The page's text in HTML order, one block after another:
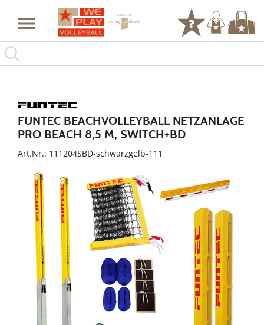
FUNTEC BEACHVOLLEYBALL NETZANLAGE
PRO BEACH 8,5 M, SWITCH+BD
Art.Nr.: 111204SBD-schwarzgelb-111